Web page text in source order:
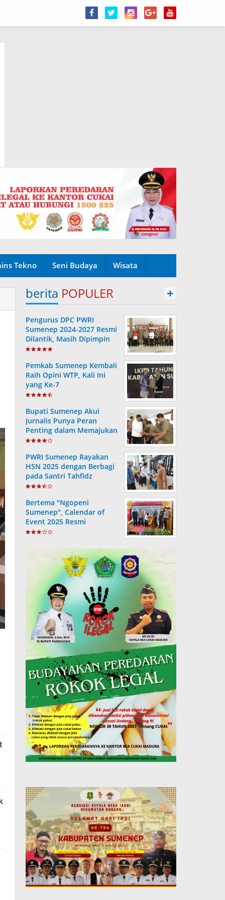
Tekno Seni Budaya Wisata
berita POPULER +
Pengurus DPC PWRI
Sumenep 2024-2027 Resmi
Dilantik, Masih Dipimpin
Rusydiyono
Pemkab Sumenep Kembali
Raih Opini WTP, Kali Ini
yang Ke-7
Bupati Sumenep Akui
Jurnalis Punya Peran
Penting dalam Memajukan
Daerah
PWRI Sumenep Rayakan
HSN 2025 dengan Berbagi
pada Santri Tahfidz
Bertema "Ngopeni
Sumenep", Calendar of
Event 2025 Resmi
Diluncurkan